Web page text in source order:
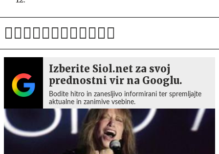
Izberite Siol.net za svoj
prednostni vir na Googlu.
Bodite hitro in zanesljivo informirani ter spremljajte
aktualne in zanimive vsebine.